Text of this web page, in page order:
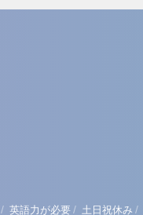
/ 英語力が必要 / 土日祝休み /